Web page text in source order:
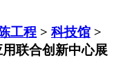
工程 > 科技馆 >
联合创新中心展